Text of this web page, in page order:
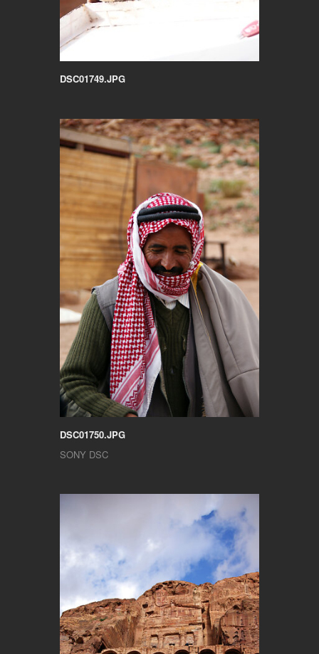
DSC01749.JPG
DSC01750.JPG
SONY DSC